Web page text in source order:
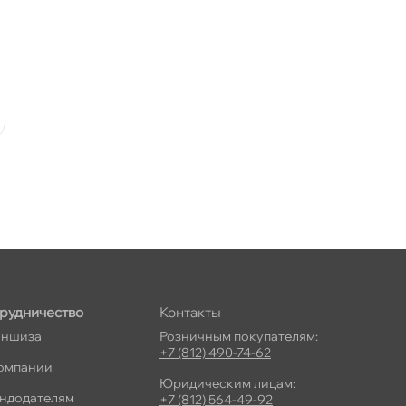
Контакты
Розничным покупателям:
+7 (812) 490-74-62
Юридическим лицам:
+7 (812) 564-49-92